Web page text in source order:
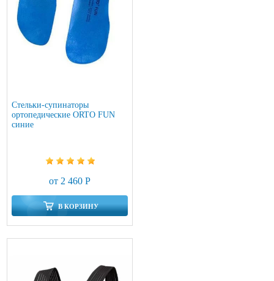
Стельки-супинаторы
ортопедические ORTO FUN
синие
от 2 460 Р
В КОРЗИНУ